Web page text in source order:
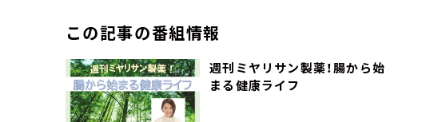
この記事の番組情報
週刊ミヤリサン製薬！腸から始
まる健康ライフ